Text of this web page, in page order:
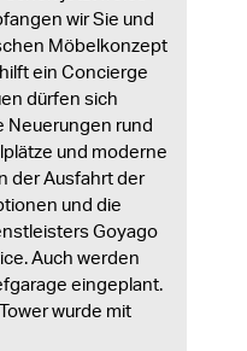
wir Sie und
Möbelkonzept
ein Concierge
dürfen sich
Neuerungen rund
und moderne
der Ausfahrt der
und die
Goyago
Auch werden
eingeplant.
wurde mit